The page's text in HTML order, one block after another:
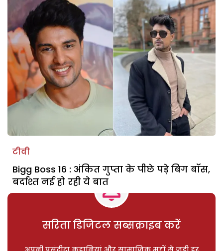
टीवी
Bigg Boss 16 : अंकित गुप्ता के पीछे पड़े बिग बॉस,
बर्दाश्त नई हो रही ये बात
सरिता डिजिटल सब्सक्राइब करें